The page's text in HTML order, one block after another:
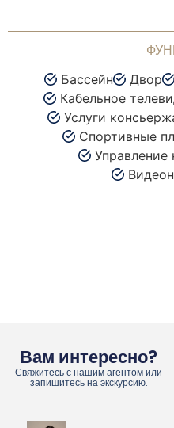
Бассейн Двор
Кабельное
Услуги
Спортивные
Вам интересно?
Свяжитесь с нашим агентом или
запишитесь на экскурсию.